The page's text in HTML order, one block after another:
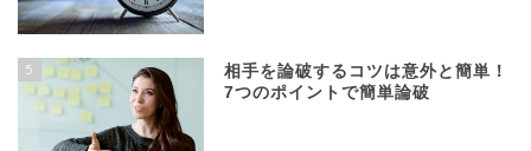
5
相手を論破するコツは意外と簡単！
7つのポイントで簡単論破